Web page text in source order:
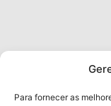
Para fornecer as